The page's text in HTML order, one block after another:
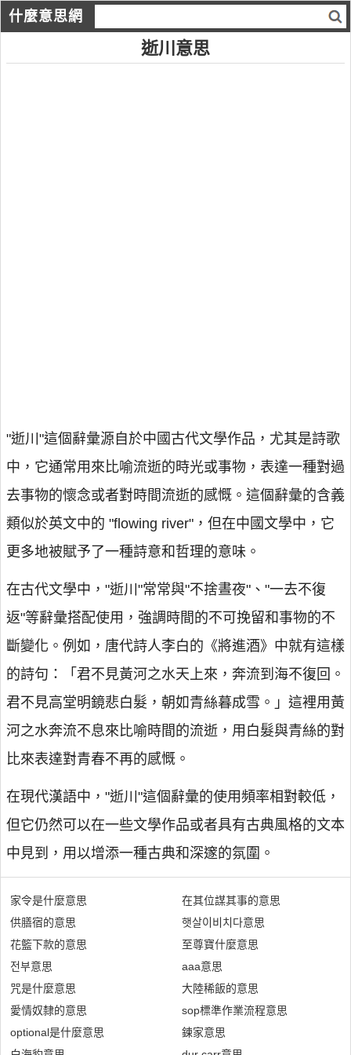
什麼意思網
逝川意思
"逝川"這個辭彙源自於中國古代文學作品，尤其是詩歌
中，它通常用來比喻流逝的時光或事物，表達一種對過
去事物的懷念或者對時間流逝的感慨。這個辭彙的含義
類似於英文中的 "flowing river"，但在中國文學中，它
更多地被賦予了一種詩意和哲理的意味。
在古代文學中，"逝川"常常與"不捨晝夜"、"一去不復
返"等辭彙搭配使用，強調時間的不可挽留和事物的不
斷變化。例如，唐代詩人李白的《將進酒》中就有這樣
的詩句：「君不見黃河之水天上來，奔流到海不復回。
君不見高堂明鏡悲白髮，朝如青絲暮成雪。」這裡用黃
河之水奔流不息來比喻時間的流逝，用白髮與青絲的對
比來表達對青春不再的感慨。
在現代漢語中，"逝川"這個辭彙的使用頻率相對較低，
但它仍然可以在一些文學作品或者具有古典風格的文本
中見到，用以增添一種古典和深邃的氛圍。
家令是什麼意思
供膳宿的意思
花籃下款的意思
전부意思
咒是什麼意思
愛情奴隸的意思
optional是什麼意思
在其位謀其事的意思
햇살이비치다意思
至尊寶什麼意思
aaa意思
大陸稀飯的意思
sop標準作業流程意思
鍊家意思